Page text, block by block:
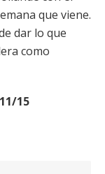
que viene.
dar lo que
como
15